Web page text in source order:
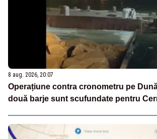
8 aug. 2026, 20:07
Operațiune contra cronometru pe
două barje sunt scufundate pentru